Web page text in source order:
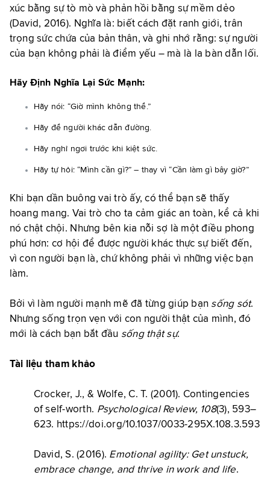
xúc bằng sự tò mò và phản hồi bằng sự mềm dẻo
(David, 2016). Nghĩa là: biết cách đặt ranh giới, trân
trọng sức chứa của bản thân, và ghi nhớ rằng: sự người
của bạn không phải là điểm yếu – mà là la bàn dẫn lối.
Hãy Định Nghĩa Lại Sức Mạnh:
Hãy nói: “Giờ mình không thể.”
Hãy để người khác dẫn đường.
Hãy nghỉ ngơi trước khi kiệt sức.
Hãy tự hỏi: “Mình cần gì?” – thay vì “Cần làm gì bây giờ?”
Khi bạn dần buông vai trò ấy, có thể bạn sẽ thấy
hoang mang. Vai trò cho ta cảm giác an toàn, kể cả khi
nó chật chội. Nhưng bên kia nỗi sợ là một điều phong
phú hơn: cơ hội để được người khác thực sự biết đến,
vì con người bạn là, chứ không phải vì những việc bạn
làm.
Bởi vì làm người mạnh mẽ đã từng giúp bạn sống sót.
Nhưng sống trọn vẹn với con người thật của mình, đó
mới là cách bạn bắt đầu sống thật sự.
Tài liệu tham khảo
Crocker, J., & Wolfe, C. T. (2001). Contingencies
of self-worth. Psychological Review, 108(3), 593–
623. https://doi.org/10.1037/0033-295X.108.3.593
David, S. (2016). Emotional agility: Get unstuck,
embrace change, and thrive in work and life.